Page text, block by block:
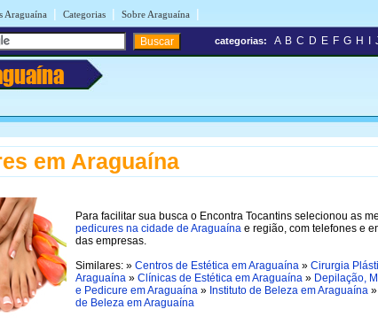
Araguaína | Categorias | Sobre Araguaína |
categorias: A B C D E F G H
em Araguaína
Para facilitar sua busca o Encontra Tocantins selecionou as
pedicures na cidade de Araguaína e região, com telefones e
das empresas.
Similares: » Centros de Estética em Araguaína » Cirurgia
Araguaína » Clínicas de Estética em Araguaína » Depilação,
e Pedicure em Araguaína » Instituto de Beleza em Araguaína
de Beleza em Araguaína